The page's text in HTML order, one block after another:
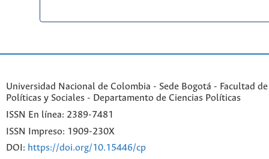
Universidad Nacional de Colombia - Sede Bogotá - Facultad
Políticas y Sociales - Departamento de Ciencias Políticas
ISSN En línea: 2389-7481
ISSN Impreso: 1909-230X
DOI: https://doi.org/10.15446/cp